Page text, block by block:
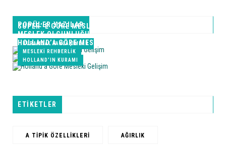
POPÜLER YAZILAR
SUPER’ E GÖRE MESLEKI GELIŞIM
KURAMSAL YAKLAŞIMLAR
MESLEK OLGUNLUĞU
MESLEKI REHBERLIK
HOLLAND’A GÖRE MESLEKI GELIŞIM
HOLLAND’IN KURAMI
ETİKETLER
A TIPIK ÖZELLIKLERI AĞIRLIK